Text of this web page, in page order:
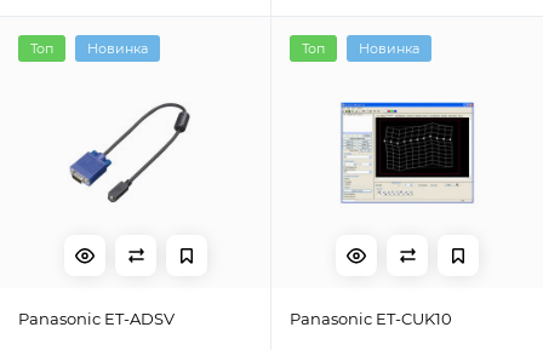
Топ Новинка
Panasonic ET-ADSV
Топ Новинка
Panasonic ET-CUK10